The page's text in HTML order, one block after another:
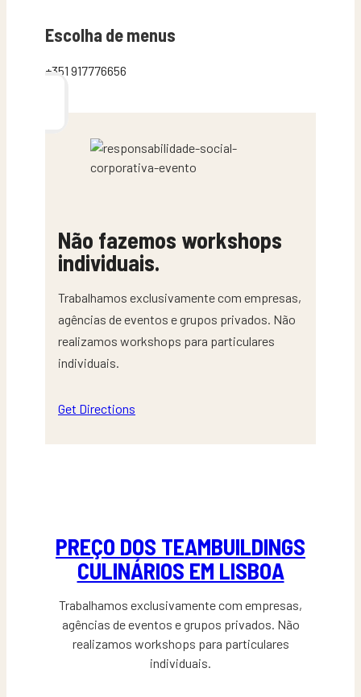
Escolha de menus
+351 917776656
Não fazemos workshops
individuais.
Trabalhamos exclusivamente com empresas,
agências de eventos e grupos privados. Não
realizamos workshops para particulares
individuais.
Get Directions
PREÇO DOS TEAMBUILDINGS
CULINÁRIOS EM LISBOA
Trabalhamos exclusivamente com empresas,
agências de eventos e grupos privados. Não
realizamos workshops para particulares
individuais.